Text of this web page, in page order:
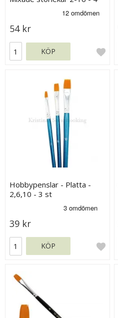
54 kr
KÖP
Hobbypenslar - Platta -
2,6,10 - 3 st
39 kr
KÖP